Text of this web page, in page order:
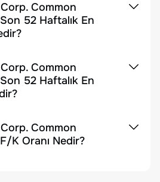
Common
52 Haftalık En
Common
52 Haftalık En
Common
K Oranı Nedir?